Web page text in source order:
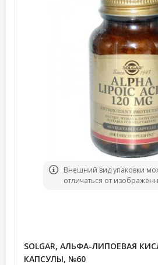
Bнешний вид упаковки
отличаться от
SOLGAR, АЛЬФА-ЛИПОЕВАЯ
КАПСУЛЫ, №60